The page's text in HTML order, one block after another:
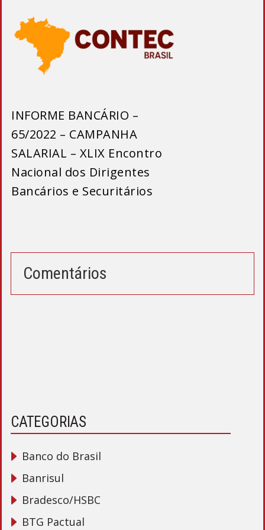
INFORME BANCÁRIO –
65/2022 – CAMPANHA
SALARIAL – XLIX Encontro
Nacional dos Dirigentes
Bancários e Securitários
Comentários
CATEGORIAS
Banco do Brasil
Banrisul
Bradesco/HSBC
BTG Pactual